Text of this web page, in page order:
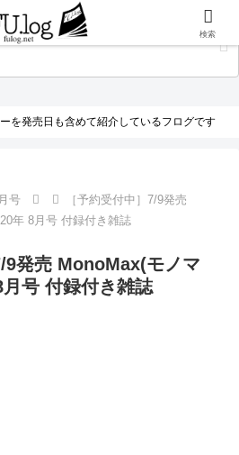
を発売日も含めて紹介しているフログです
号
［予約受付中］7/9発売
年 8月号 付録付き雑誌
9発売 MonoMax(モノマ
号 付録付き雑誌
検索